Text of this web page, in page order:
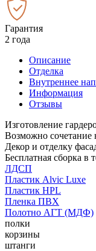
Гарантия
2 года
Описание
Отделка
Внутреннее
Информация
Отзывы
Изготовление
Возможно сочетание
Декор и отделку
Бесплатная сборка в
ЛДСП
Пластик Alvic Luxe
Пластик HPL
Пленка ПВХ
Полотно АГТ (МДФ)
полки
корзины
штанги